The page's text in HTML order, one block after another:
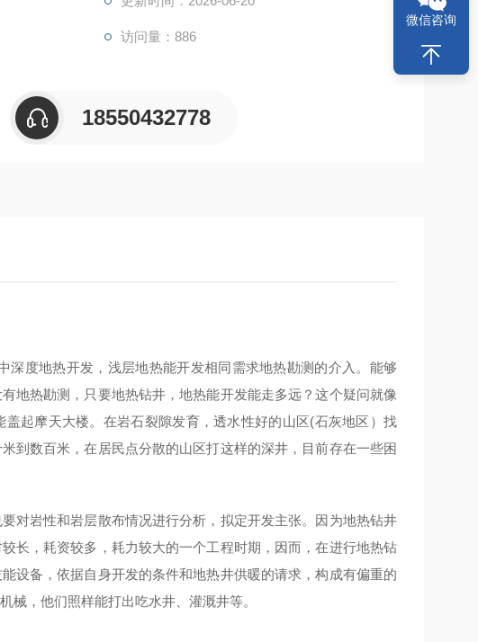
访问量：886
18550432778
度地热开发，浅层地热能开发相同需求地热勘测的介入。能够
地热勘测，只要地热钻井，地热能开发能走多远？这个疑问就像
起摩天大楼。在岩石裂隙发育，透水性好的山区(石灰地区）找
到数百米，在居民点分散的山区打这样的深井，目前存在一些困
对岩性和岩层散布情况进行分析，拟定开发主张。因为地热钻井
长，耗资较多，耗力较大的一个工程时期，因而，在进行地热钻
设备，依据自身开发的条件和地热井供暖的请求，构成有偏重的
械，他们照样能打出吃水井、灌溉井等。
微信咨询